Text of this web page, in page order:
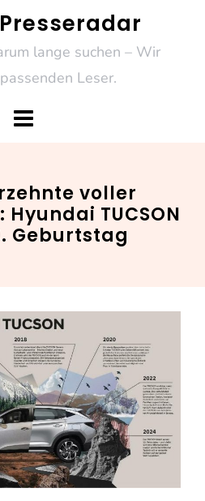
Presseradar
lange suchen – Wir
Leser.
voller
TUCSON
Geburtstag